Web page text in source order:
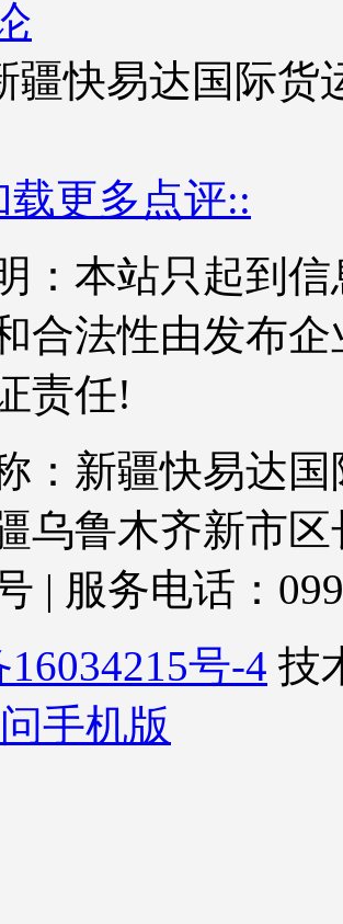
疆快易达国际
载更多点评::
：本站只起到
合法性由发布
责任!
：新疆快易达
乌鲁木齐新市
| 服务电话：
号-4 技
手机版